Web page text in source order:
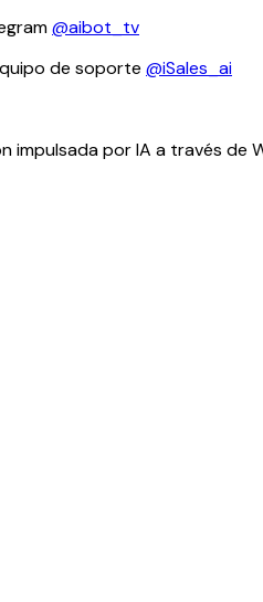
@aibot_tv
de soporte @iSales_ai
por IA a través de